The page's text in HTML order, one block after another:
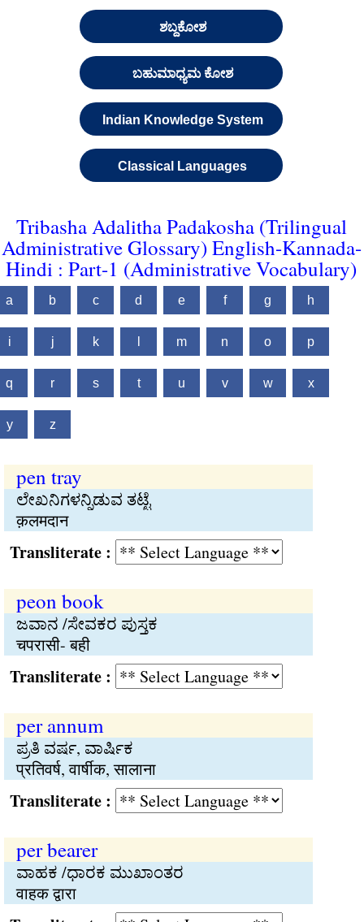
ಶಬ್ದಕೋಶ
ಬಹುಮಾಧ್ಯಮ ಕೋಶ
Indian Knowledge System
Classical Languages
Tribasha Adalitha Padakosha (Trilingual
Administrative Glossary) English-Kannada-
Hindi : Part-1 (Administrative Vocabulary)
a b c d e f g h
i j k m n o p
q r s t u v w x
y z
pen tray
ಲೇಖನಿಗಳನ್ನಿಡುವ ತಟ್ಟೆ
क़लमदान
:
peon book
ಜವಾನ /ಸೇವಕರ ಪುಸ್ತಕ
चपरासी- बही
:
per annum
ಪ್ರತಿ ವರ್ಷ, ವಾರ್ಷಿಕ
प्रतिवर्ष, वार्षीक, सालाना
:
per bearer
ವಾಹಕ /ಧಾರಕ ಮುಖಾಂತರ
वाहक द्वारा